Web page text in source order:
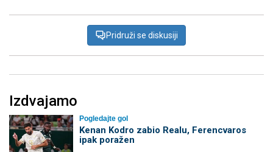
Pridruži se diskusiji
Izdvajamo
Pogledajte gol
Kenan Kodro zabio Realu, Ferencvaros
ipak poražen